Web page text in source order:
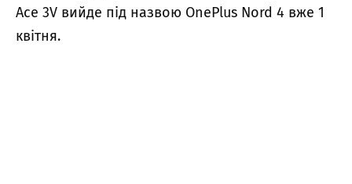
Ace 3V вийде під назвою OnePlus Nord 4 вже 1
квітня.